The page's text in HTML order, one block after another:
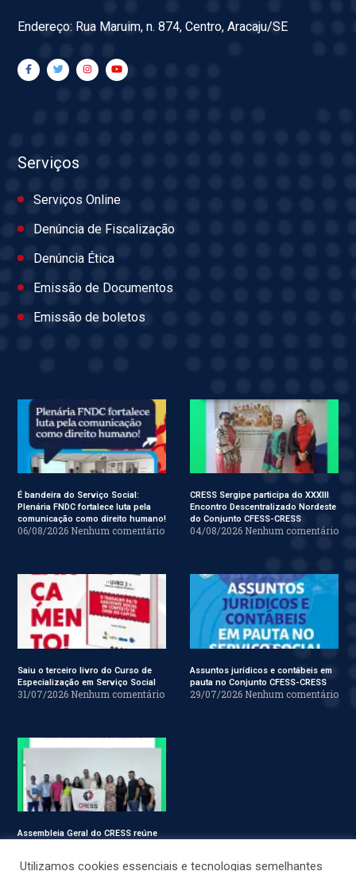
Endereço: Rua Maruim, n. 874, Centro, Aracaju/SE
Serviços
Serviços Online
Denúncia de Fiscalização
Denúncia Ética
Emissão de Documentos
Emissão de boletos
É bandeira do Serviço Social:
Plenária FNDC fortalece luta pela
comunicação como direito humano!
06/08/2026 Nenhum comentário
CRESS Sergipe participa do XXXIII
Encontro Descentralizado Nordeste
do Conjunto CFESS-CRESS
04/08/2026 Nenhum comentário
Saiu o terceiro livro do Curso de
Especialização em Serviço Social
31/07/2026 Nenhum comentário
Assuntos jurídicos e contábeis em
pauta no Conjunto CFESS-CRESS
29/07/2026 Nenhum comentário
Assembleia Geral do CRESS reúne
Utilizamos cookies essenciais e tecnologias semelhantes